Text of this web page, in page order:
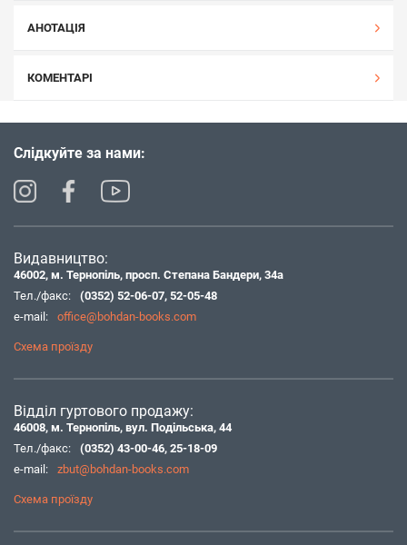
АНОТАЦІЯ
КОМЕНТАРІ
Слідкуйте за нами:
Видавництво:
46002, м. Тернопіль, просп. Степана Бандери, 34а
Тел./факс:
(0352) 52-06-07, 52-05-48
e-mail:
office@bohdan-books.com
Схема проїзду
Відділ гуртового продажу:
46008, м. Тернопіль, вул. Подільська, 44
Тел./факс:
(0352) 43-00-46, 25-18-09
e-mail:
zbut@bohdan-books.com
Схема проїзду